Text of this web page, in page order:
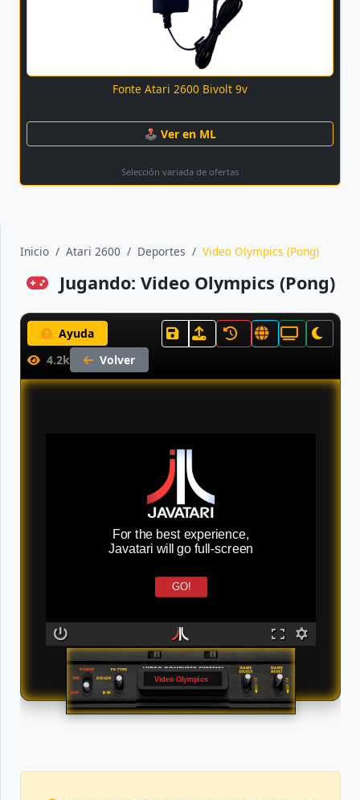
Fonte Atari 2600 Bivolt 9v
🕹 Ver en ML
Selección variada de ofertas
Inicio Atari 2600 Deportes Video Olympics (Pong)
Jugando: Video Olympics (Pong)
Ayuda
4.2k
Volver
For the best experience,
Javatari will go full-screen
GO!
Video Olympics